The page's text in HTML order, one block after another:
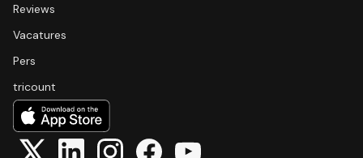
Reviews
Vacatures
Pers
tricount